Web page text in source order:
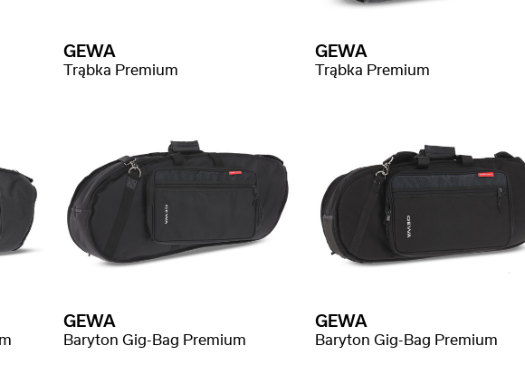
GEWA
Trąbka Premium
GEWA
Trąbka Premium
GEWA
Baryton Gig-Bag Premium
GEWA
Baryton Gig-Bag Premium